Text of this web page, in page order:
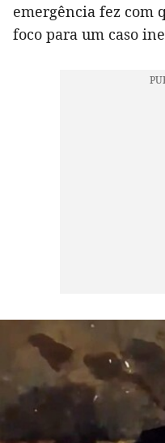
emergência fez com
foco para um caso